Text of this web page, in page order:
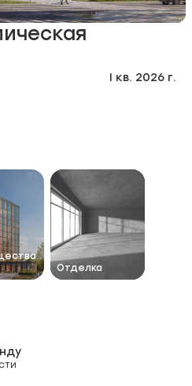
I кв. 2026 г.
Отделка